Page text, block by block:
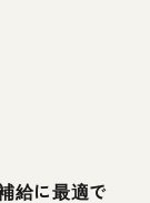
給に最適で